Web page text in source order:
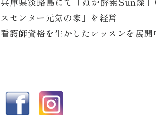
スセンター元気の家」を経営
看護師資格を生かしたレッスンを展